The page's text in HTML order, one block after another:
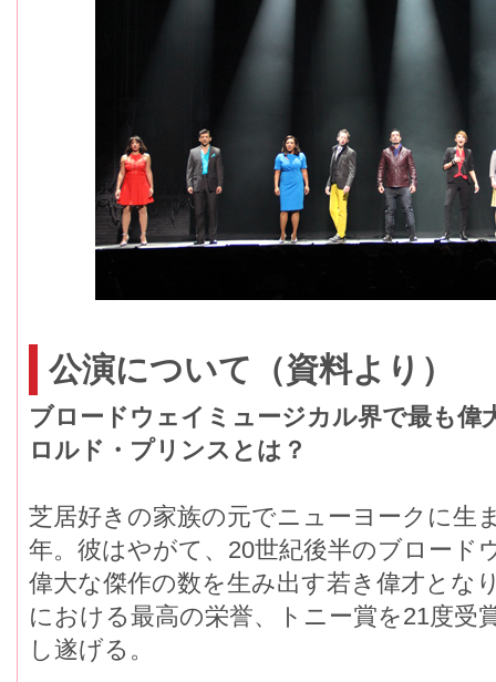
公演について（資料より）
ブロードウェイミュージカル界で最も偉
ロルド・プリンスとは？
芝居好きの家族の元でニューヨークに生
年。彼はやがて、20世紀後半のブロード
偉大な傑作の数を生み出す若き偉才とな
における最高の栄誉、トニー賞を21度受
し遂げる。